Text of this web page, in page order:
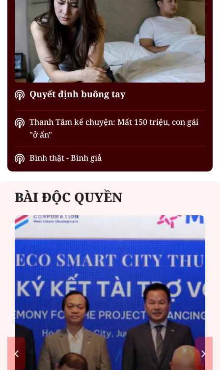
Quyết định buông tay
Thanh Tâm kể chuyện: Mất 150 triệu, con gái
"ở ẩn"
Bình thật - Bình giả
BÀI ĐỘC QUYỀN